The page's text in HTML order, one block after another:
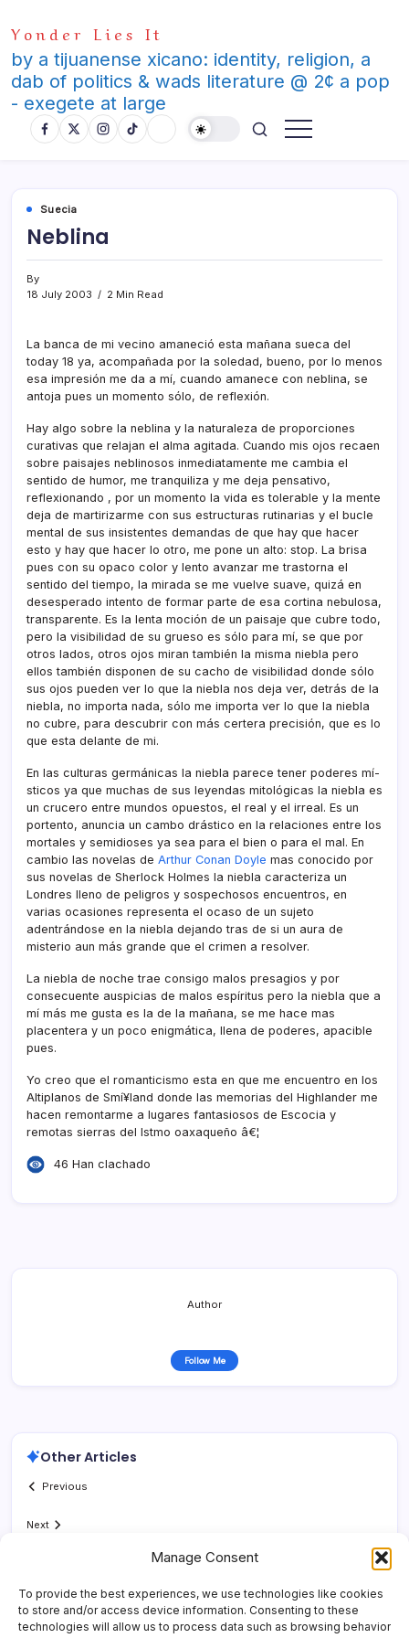
Manage Consent
To provide the best experiences, we use technologies like cookies
to store and/or access device information. Consenting to these
technologies will allow us to process data such as browsing behavior
to
content
Yonder Lies It
by a tijuanense xicano: identity, religion, a
dab of politics & wads literature @ 2¢ a pop
- exegete at large
Suecia
Neblina
By
18 July 2003
2 Min Read
La banca de mi vecino amaneció esta mañana sueca del
today 18 ya, acompañada por la soledad, bueno, por lo menos
esa impresión me da a mí­, cuando amanece con neblina, se
antoja pues un momento sólo, de reflexión.
Hay algo sobre la neblina y la naturaleza de proporciones
curativas que relajan el alma agitada. Cuando mis ojos recaen
sobre paisajes neblinosos inmediatamente me cambia el
sentido de humor, me tranquiliza y me deja pensativo,
reflexionando , por un momento la vida es tolerable y la mente
deja de martirizarme con sus estructuras rutinarias y el bucle
mental de sus insistentes demandas de que hay que hacer
esto y hay que hacer lo otro, me pone un alto: stop. La brisa
pues con su opaco color y lento avanzar me trastorna el
sentido del tiempo, la mirada se me vuelve suave, quizá en
desesperado intento de formar parte de esa cortina nebulosa,
transparente. Es la lenta moción de un paisaje que cubre todo,
pero la visibilidad de su grueso es sólo para mí­, se que por
otros lados, otros ojos miran también la misma niebla pero
ellos también disponen de su cacho de visibilidad donde sólo
sus ojos pueden ver lo que la niebla nos deja ver, detrás de la
niebla, no importa nada, sólo me importa ver lo que la niebla
no cubre, para descubrir con más certera precisión, que es lo
que esta delante de mi.
En las culturas germánicas la niebla parece tener poderes mí­
sticos ya que muchas de sus leyendas mitológicas la niebla es
un crucero entre mundos opuestos, el real y el irreal. Es un
portento, anuncia un cambo drástico en la relaciones entre los
mortales y semidioses ya sea para el bien o para el mal. En
cambio las novelas de Arthur Conan Doyle mas conocido por
sus novelas de Sherlock Holmes la niebla caracteriza un
Londres lleno de peligros y sospechosos encuentros, en
varias ocasiones representa el ocaso de un sujeto
adentrándose en la niebla dejando tras de si un aura de
misterio aun más grande que el crimen a resolver.
La niebla de noche trae consigo malos presagios y por
consecuente auspicias de malos espí­ritus pero la niebla que a
mí­ más me gusta es la de la mañana, se me hace mas
placentera y un poco enigmática, llena de poderes, apacible
pues.
Yo creo que el romanticismo esta en que me encuentro en los
Altiplanos de Smí¥land donde las memorias del Highlander me
hacen remontarme a lugares fantasiosos de Escocia y
remotas sierras del Istmo oaxaqueño â€¦
46 Han clachado
Author
Follow Me
Other Articles
Previous
Next